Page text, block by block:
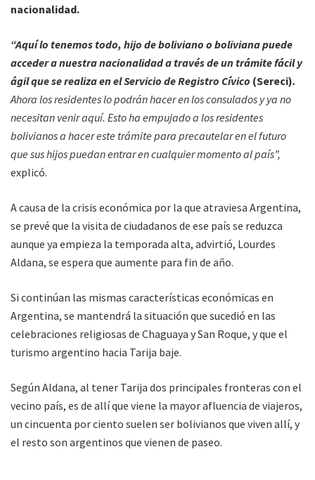
nacionalidad.
“Aquí lo tenemos todo, hijo de boliviano o boliviana puede
acceder a nuestra nacionalidad a través de un trámite fácil y
ágil que se realiza en el Servicio de Registro Cívico (Sereci).
Ahora los residentes lo podrán hacer en los consulados y ya no
necesitan venir aquí. Esto ha empujado a los residentes
bolivianos a hacer este trámite para precautelar en el futuro
que sus hijos puedan entrar en cualquier momento al país”,
explicó.
A causa de la crisis económica por la que atraviesa Argentina,
se prevé que la visita de ciudadanos de ese país se reduzca
aunque ya empieza la temporada alta, advirtió, Lourdes
Aldana, se espera que aumente para fin de año.
Si continúan las mismas características económicas en
Argentina, se mantendrá la situación que sucedió en las
celebraciones religiosas de Chaguaya y San Roque, y que el
turismo argentino hacia Tarija baje.
Según Aldana, al tener Tarija dos principales fronteras con el
vecino país, es de allí que viene la mayor afluencia de viajeros,
un cincuenta por ciento suelen ser bolivianos que viven allí, y
el resto son argentinos que vienen de paseo.